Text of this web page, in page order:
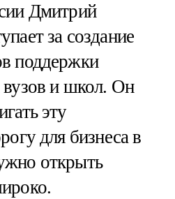
Дмитрий
за создание
поддержки
вузов и школ. Он
эту
для бизнеса в
открыть